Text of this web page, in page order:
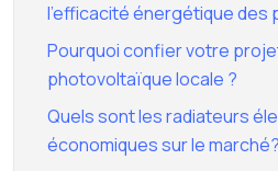
l’efficacité énergétique des
Pourquoi confier votre
photovoltaïque locale ?
Quels sont les radiateurs
économiques sur le marché?